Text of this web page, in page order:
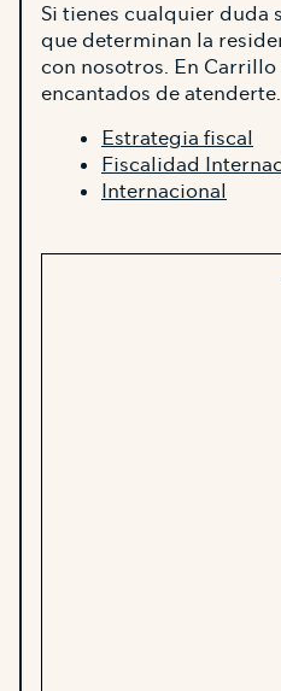
Si tienes cualquier duda
que determinan la
con nosotros. En Carrillo
encantados de atenderte.
Estrategia fiscal
Fiscalidad
Internacional